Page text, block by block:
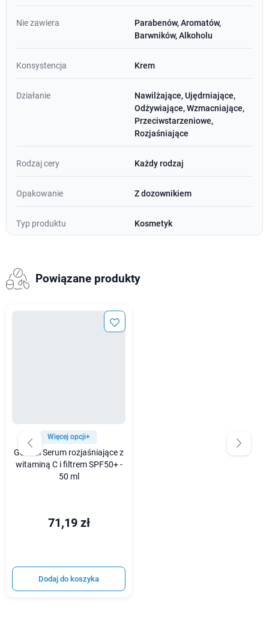
Nie zawiera
Parabenów, Aromatów,
Barwników, Alkoholu
Konsystencja Krem
Działanie
Nawilżające, Ujędrniające,
Odżywiające, Wzmacniające,
Przeciwstarzeniowe,
Rozjaśniające
Rodzaj cery Każdy rodzaj
Opakowanie Z dozownikiem
Typ produktu Kosmetyk
Powiązane produkty
Więcej opcji+
Goodal Serum rozjaśniające z
witaminą C i filtrem SPF50+ -
50 ml
71,19 zł
Dodaj do koszyka